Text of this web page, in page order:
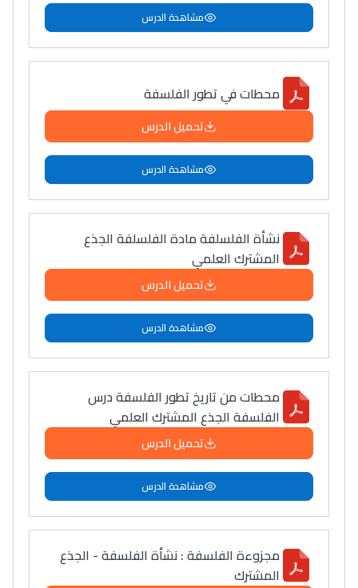
مشاهدة الدرس
محطات في تطور الفلسفة
تحميل الدرس
مشاهدة الدرس
نشأة الفلسلفة مادة الفلسلفة الجذع
المشترك العلمي
تحميل الدرس
مشاهدة الدرس
محطات من تاريخ تطور الفلسفة درس
الفلسفة الجذع المشترك العلمي
تحميل الدرس
مشاهدة الدرس
مجزوءة الفلسفة : نشأة الفلسفة - الجذع
المشترك